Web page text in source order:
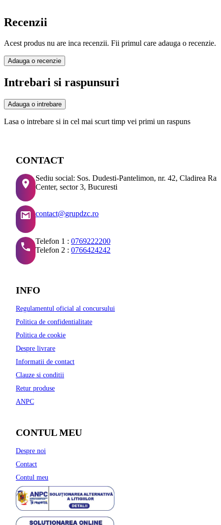
Recenzii
Acest produs nu are inca recenzii. Fii primul care adauga o recenzie.
Adauga o recenzie
Intrebari si raspunsuri
Adauga o intrebare
Lasa o intrebare si in cel mai scurt timp vei primi un raspuns
CONTACT
Sediu social: Sos. Dudesti-Pantelimon, nr. 42, Cladirea
Center, sector 3, Bucuresti
contact@grupdzc.ro
Telefon 1 : 0769222200
Telefon 2 : 0766424242
INFO
Regulamentul oficial al concursului
Politica de confidentialitate
Politica de cookie
Despre livrare
Informatii de contact
Clauze si conditii
Retur produse
ANPC
CONTUL MEU
Despre noi
Contact
Contul meu